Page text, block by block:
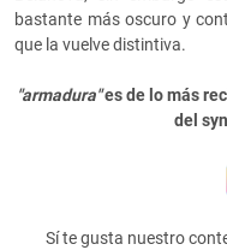
bastante más oscuro y
que la vuelve distintiva.
"armadura"es de lo más
del
Sí te gusta nuestro